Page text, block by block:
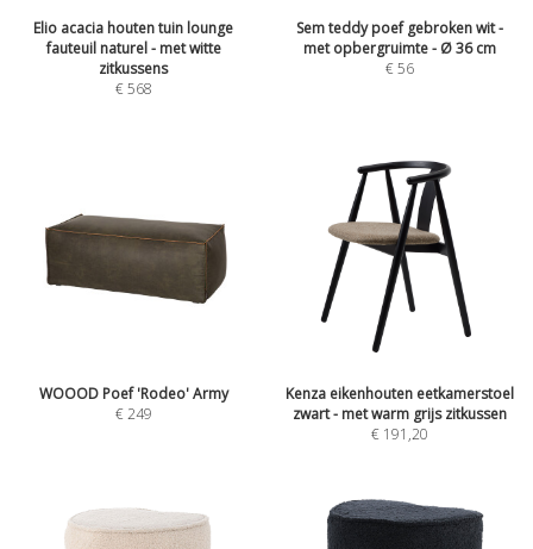
Elio acacia houten tuin lounge
fauteuil naturel - met witte
zitkussens
€568
Sem teddy poef gebroken wit -
met opbergruimte - Ø 36 cm
€56
WOOOD Poef 'Rodeo' Army
€249
Kenza eikenhouten eetkamerstoel
zwart - met warm grijs zitkussen
€ 191,20